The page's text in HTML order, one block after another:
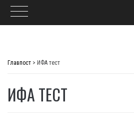
Главпост > ИФА тест
ИФА ТЕСТ